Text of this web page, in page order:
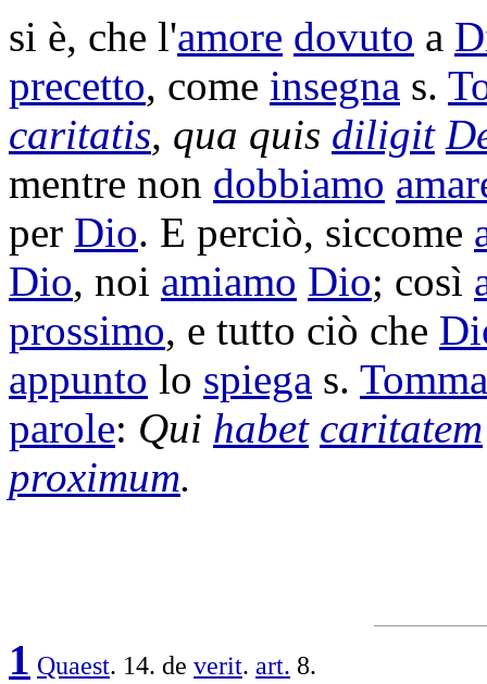
si è, che l'amore dovuto a
precetto, come insegna s.
caritatis, qua quis diligit
mentre non dobbiamo
per Dio. E perciò, siccome
Dio, noi amiamo Dio; così
prossimo, e tutto ciò che
appunto lo spiega s.
parole: Qui habet caritatem
proximum.
1 Quaest. 14. de verit. art. 8.